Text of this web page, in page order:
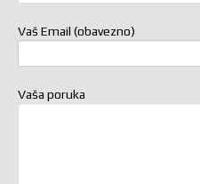
Vaš Email (obavezno)
Vaša poruka